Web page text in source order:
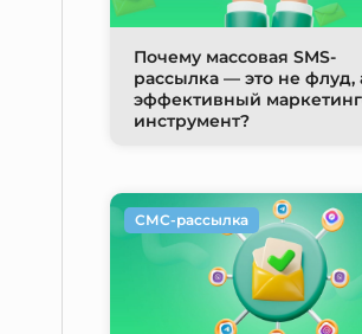
Почему массовая SMS-
рассылка — это не флуд,
эффективный
инструмент?
СМС-рассылка